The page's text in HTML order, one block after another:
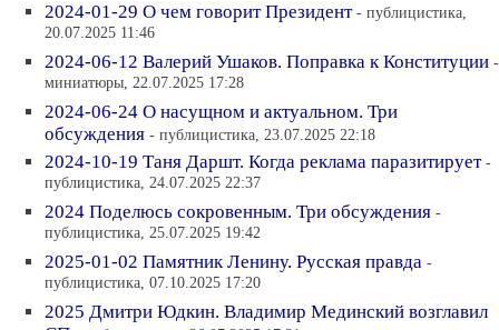
2024-01-29 О чем говорит Президент - публицистика,
20.07.2025 11:46
2024-06-12 Валерий Ушаков. Поправка к Конституции -
миниатюры, 22.07.2025 17:28
2024-06-24 О насущном и актуальном. Три
обсуждения - публицистика, 23.07.2025 22:18
2024-10-19 Таня Даршт. Когда реклама паразитирует -
публицистика, 24.07.2025 22:37
2024 Поделюсь сокровенным. Три обсуждения -
публицистика, 25.07.2025 19:42
2025-01-02 Памятник Ленину. Русская правда -
публицистика, 07.10.2025 17:20
2025 Дмитри Юдкин. Владимир Мединский возглавил